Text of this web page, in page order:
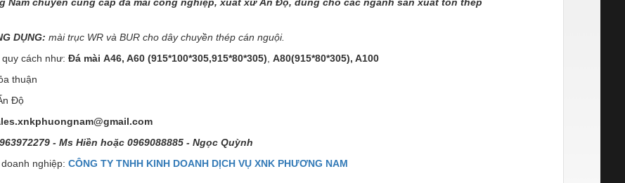
DỤNG: mài trục WR và BUR cho dây chuyền thép cán nguội.
cách như: Đá mài A46, A60 (915*100*305,915*80*305) A80(915*80*305), A100
thuận
Độ
- Ms Hiền hoặc 0969088885 - Ngọc Quỳnh
nghiệp: CÔNG TY TNHH KINH DOANH DỊCH VỤ XNK PHƯƠNG NAM